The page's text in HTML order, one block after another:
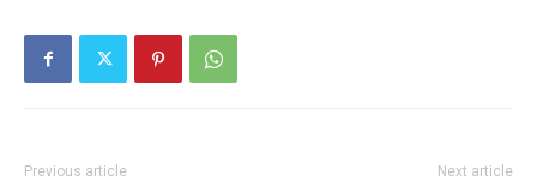
Previous article Next article